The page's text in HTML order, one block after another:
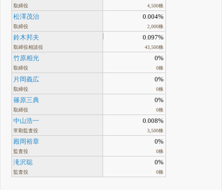
取締役 4,500株
松澤茂治
取締役
0.004%
2,000株
鈴木邦夫
取締役相談役
0.097%
43,500株
竹原相光
取締役
0%
0株
片岡義広
取締役
0%
0株
篠原三典
取締役
0%
0株
中山浩一
常勤監査役
0.008%
3,500株
殿岡裕章
監査役
0%
0株
滝沢聡
監査役
0%
0株